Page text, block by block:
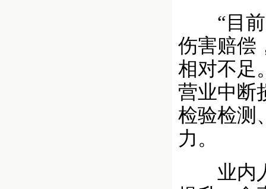
“目前
伤害赔偿
相对不足
营业中断
检验检测
力。
业内人